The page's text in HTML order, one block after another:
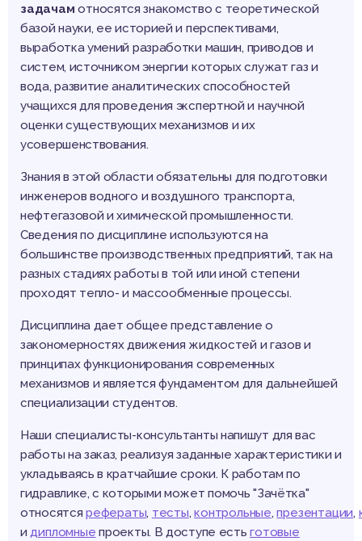
задачамотносятся знакомство с теоретической
базой науки, ее историей и перспективами,
выработка умений разработки машин, приводов и
систем, источником энергии которых служат газ и
вода, развитие аналитических способностей
учащихся для проведения экспертной и научной
оценки существующих механизмов и их
усовершенствования.
Знания в этой области обязательны для подготовки
инженеров водного и воздушного транспорта,
нефтегазовой и химической промышленности.
Сведения по дисциплине используются на
большинстве производственных предприятий, так на
разных стадиях работы в той или иной степени
проходят тепло- и массообменные процессы.
Дисциплина дает общее представление о
закономерностях движения жидкостей и газов и
принципах функционирования современных
механизмов и является фундаментом для дальнейшей
специализации студентов.
Наши специалисты-консультанты напишут для вас
работы на заказ, реализуя заданные характеристики и
укладываясь в кратчайшие сроки. К работам по
гидравлике, с которыми может помочь "Зачётка"
относятся рефераты, тесты,контрольные,презентации,
идипломные проекты. В доступе естьготовые